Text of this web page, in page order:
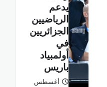
يدعم
الرياضيين
الجزائريين
في
أولمبياد
باريس
أغسطس